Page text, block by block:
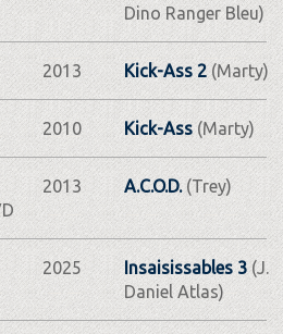
Dino Ranger Bleu)
2013 Kick-Ass 2(Marty)
2010 Kick-Ass(Marty)
2013 A.C.O.D.(Trey)
2025 Insaisissables 3(J.
Daniel Atlas)